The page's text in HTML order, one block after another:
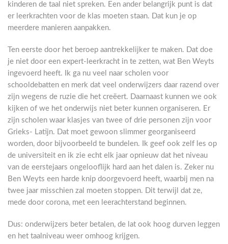
kinderen de taal niet spreken. Een ander belangrijk punt is dat
er leerkrachten voor de klas moeten staan. Dat kun je op
meerdere manieren aanpakken.
Ten eerste door het beroep aantrekkelijker te maken. Dat doe
je niet door een expert-leerkracht in te zetten, wat Ben Weyts
ingevoerd heeft. Ik ga nu veel naar scholen voor
schooldebatten en merk dat veel onderwijzers daar razend over
zijn wegens de ruzie die het creëert. Daarnaast kunnen we ook
kijken of we het onderwijs niet beter kunnen organiseren. Er
zijn scholen waar klasjes van twee of drie personen zijn voor
Grieks- Latijn. Dat moet gewoon slimmer georganiseerd
worden, door bijvoorbeeld te bundelen. Ik geef ook zelf les op
de universiteit en ik zie echt elk jaar opnieuw dat het niveau
van de eerstejaars ongelooflijk hard aan het dalen is. Zeker nu
Ben Weyts een harde knip doorgevoerd heeft, waarbij men na
twee jaar misschien zal moeten stoppen. Dit terwijl dat ze,
mede door corona, met een leerachterstand beginnen.
Dus: onderwijzers beter betalen, de lat ook hoog durven leggen
en het taalniveau weer omhoog krijgen.